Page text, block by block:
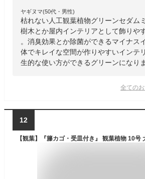
ヤギヌマ(50代・男性)
枯れない人工観葉植物グリーンセダム
樹木とか屋内インテリアとして飾りや
。消臭効果とか除菌ができるマイナス
体でキレイな空間が作りやすいインテ
生的な使い方ができるグリーンになりま
全ての
12